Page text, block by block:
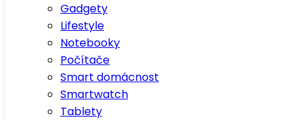
Gadgety
Lifestyle
Notebooky
Počítače
Smart domácnost
Smartwatch
Tablety